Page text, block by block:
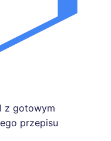
z gotowym
przepisu